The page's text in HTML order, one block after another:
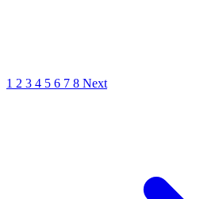
1 2 3 4 5 6 7 8 Next